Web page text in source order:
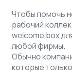
Чтобы помочь
рабочий
welcome box
любой фирмы.
Обычно
которые